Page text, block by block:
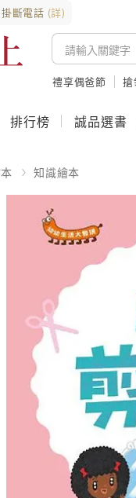
斷電話 (詳)
禮享偶爸節 搶
排行榜 誠品選書
知識繪本